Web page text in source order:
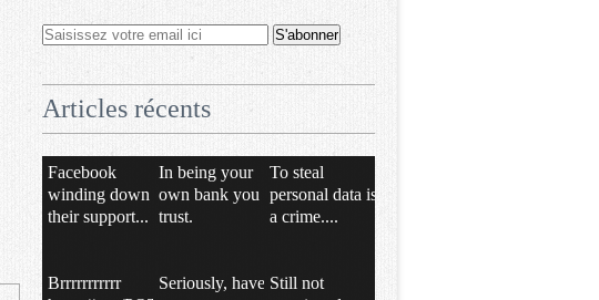
Articles récents
Facebook
winding down
their support...
In being your
own bank you
trust.
To steal
personal data is
a crime....
Brrrrrrrrrrr
Seriously, have Still not